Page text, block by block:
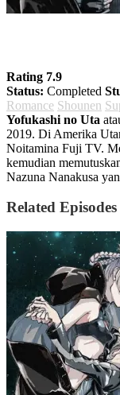
Rating 7.9
Status: Completed
Romance Shounen
Yofukashi no Uta
2019. Di Amerika
Noitamina Fuji TV.
kemudian
Nazuna Nanakusa
Related Episodes